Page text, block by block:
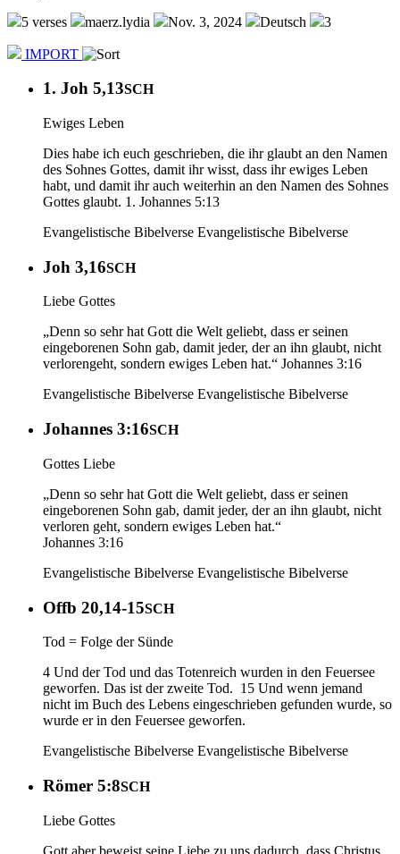
5 verses maerz.lydia Nov. 3, 2024 Deutsch 3
IMPORT
1. Joh 5,13SCH
Ewiges Leben
Dies habe ich euch geschrieben, die ihr glaubt an den Namen
des Sohnes Gottes, damit ihr wisst, dass ihr ewiges Leben
habt, und damit ihr auch weiterhin an den Namen des Sohnes
Gottes glaubt. 1. Johannes‬ 5‬:‭13‬
Evangelistische Bibelverse Evangelistische Bibelverse
Joh 3,16SCH
Liebe Gottes
„Denn so sehr hat Gott die Welt geliebt, dass er seinen
eingeborenen Sohn gab, damit jeder, der an ihn glaubt, nicht
verlorengeht, sondern ewiges Leben hat.“ Johannes‬ 3‬:‭16‬
Evangelistische Bibelverse Evangelistische Bibelverse
Johannes 3:16SCH
Gottes Liebe
„Denn so sehr hat Gott die Welt geliebt, dass er seinen
eingeborenen Sohn gab, damit jeder, der an ihn glaubt, nicht
verloren geht, sondern ewiges Leben hat.“
‭‭Johannes‬ ‭3‬:‭16‬
Evangelistische Bibelverse Evangelistische Bibelverse
Offb 20,14-15SCH
Tod = Folge der Sünde
4 Und der Tod und das Totenreich wurden in den Feuersee
geworfen. Das ist der zweite Tod. 15 Und wenn jemand
nicht im Buch des Lebens eingeschrieben gefunden wurde, so
wurde er in den Feuersee geworfen.
Evangelistische Bibelverse Evangelistische Bibelverse
Römer 5:8SCH
Liebe Gottes
Gott aber beweist seine Liebe zu uns dadurch, dass Christus